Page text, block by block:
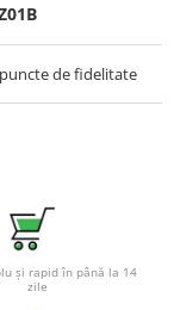
puncte de fidelitate
și rapid în până la 14
zile